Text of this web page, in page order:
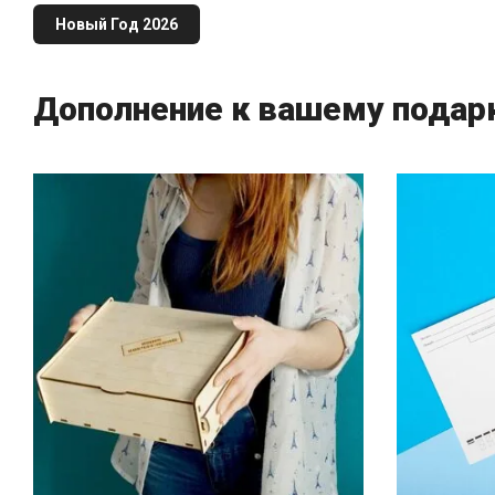
Новый Год 2026
Дополнение к вашему